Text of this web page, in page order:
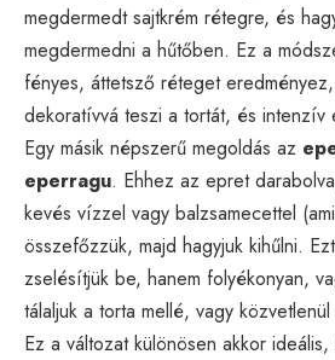
megdermedt sajtkrém rétegre, és
megdermedni a hűtőben. Ez a
fényes, áttetsző réteget
dekoratívvá teszi a tortát, és
Egy másik népszerű megoldás az
eperragu. Ehhez az epret
kevés vízzel vagy balzsamecettel
összefőzzük, majd hagyjuk kihűlni.
zselésítjük be, hanem folyékonyan,
tálaljuk a torta mellé, vagy
Ez a változat különösen akkor